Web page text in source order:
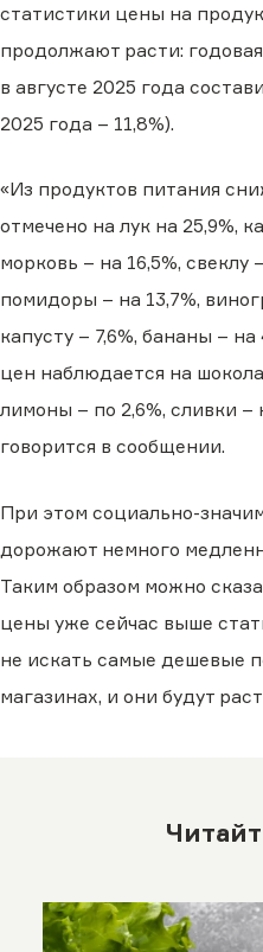
статистики цены на
продолжают расти:
в августе 2025 года
2025 года – 11,8%).
«Из продуктов питания
отмечено на лук на 25,9%,
морковь – на 16,5%, свеклу
помидоры – на 13,7%,
капусту – 7,6%, бананы –
цен наблюдается на
лимоны – по 2,6%, сливки –
говорится в сообщении.
При этом социально-
дорожают немного
Таким образом можно
цены уже сейчас выше
не искать самые дешевые
магазинах, и они будут